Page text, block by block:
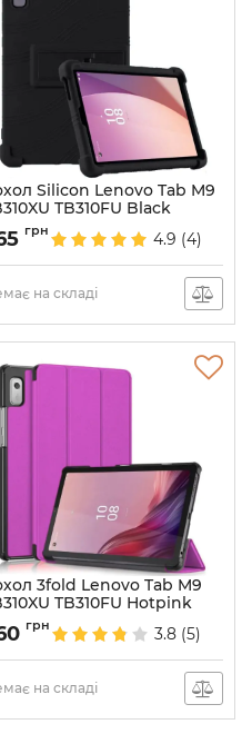
Silicon Lenovo Tab M9
TB310FU Black
6834
грн 4.9 (4)
на складі
3fold Lenovo Tab M9
TB310FU Hotpink
6976
грн 3.8 (5)
на складі